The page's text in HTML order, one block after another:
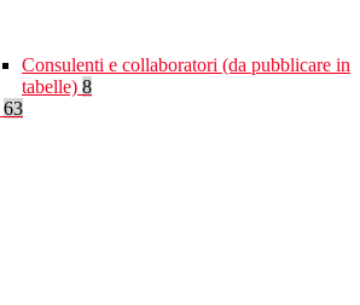
Consulenti e collaboratori (da pubblicare in
tabelle) 8
63